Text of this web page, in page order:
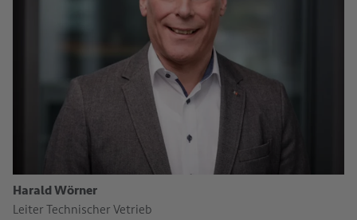
Harald Wörner
Leiter Technischer Vetrieb